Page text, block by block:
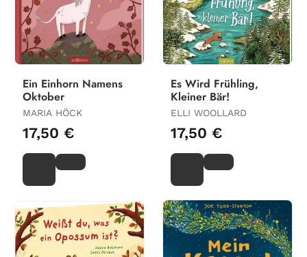
Ein Einhorn Namens
Oktober
MARIA HÖCK
17,50 €
Es Wird Frühling,
Kleiner Bär!
ELLI WOOLLARD
17,50 €